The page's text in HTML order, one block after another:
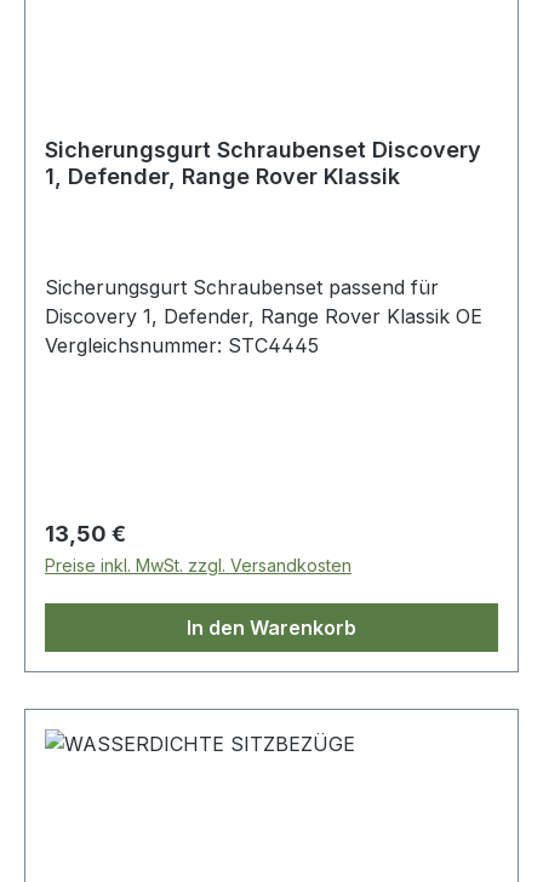
Sicherungsgurt Schraubenset Discovery
1, Defender, Range Rover Klassik
Sicherungsgurt Schraubenset passend für
Discovery 1, Defender, Range Rover Klassik OE
Vergleichsnummer: STC4445
Regulärer Preis:
13,50 €
Preise inkl. MwSt. zzgl. Versandkosten
In den Warenkorb